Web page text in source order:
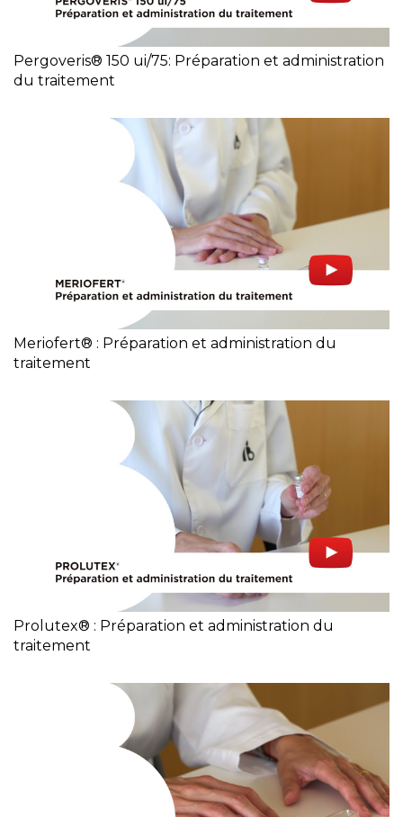
Pergoveris® 150 ui/75: Préparation et administration
du traitement
Meriofert® : Préparation et administration du
traitement
Prolutex® : Préparation et administration du
traitement